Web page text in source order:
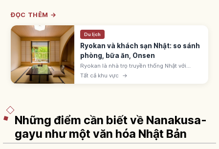
ĐỌC THÊM →
Du lịch
Ryokan và khách sạn Nhật: so sánh
phòng, bữa ăn, Onsen
Ryokan là nhà trọ truyền thống Nhật với
phòng tatami, futon, yukata, kaiseki và
onsen. Khách sạn business, city, resort tự
Tất cả khu vực →
Những điểm cần biết về Nanakusa-
gayu như một văn hóa Nhật Bản